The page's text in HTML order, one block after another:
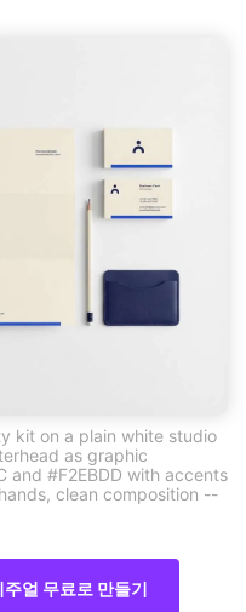
kit on a plain white studio
as graphic
and #F2EBDD with accents
clean composition --
얼 무료로 만들기